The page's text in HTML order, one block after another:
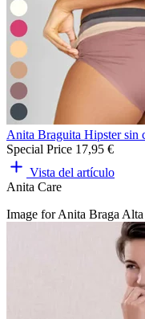
Anita Braguita Hipster sin
Special Price 17,95 €
Vista del artículo
Anita Care
Image for Anita Braga